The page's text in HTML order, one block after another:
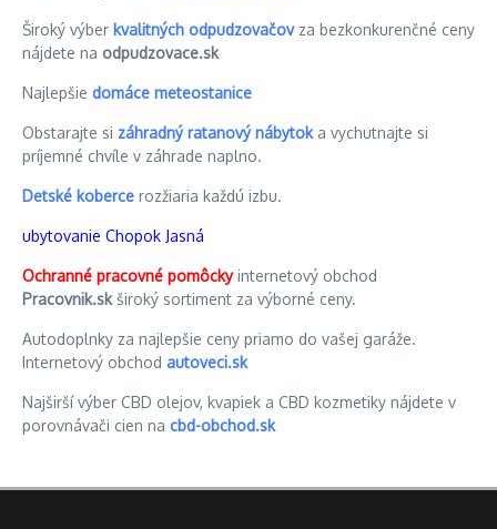
Široký výber kvalitných odpudzovačovza bezkonkurenčné ceny
nájdete na odpudzovace.sk
Najlepšie domáce meteostanice
Obstarajte si záhradný ratanový nábytoka vychutnajte si
príjemné chvíle v záhrade naplno.
Detské koberce rozžiaria každú izbu.
ubytovanie Chopok Jasná
Ochranné pracovné pomôckyinternetový obchod
Pracovnik.skširoký sortiment za výborné ceny.
Autodoplnky za najlepšie ceny priamo do vašej garáže.
Internetový obchod autoveci.sk
Najširší výber CBD olejov, kvapiek a CBD kozmetiky nájdete v
porovnávači cien na cbd-obchod.sk